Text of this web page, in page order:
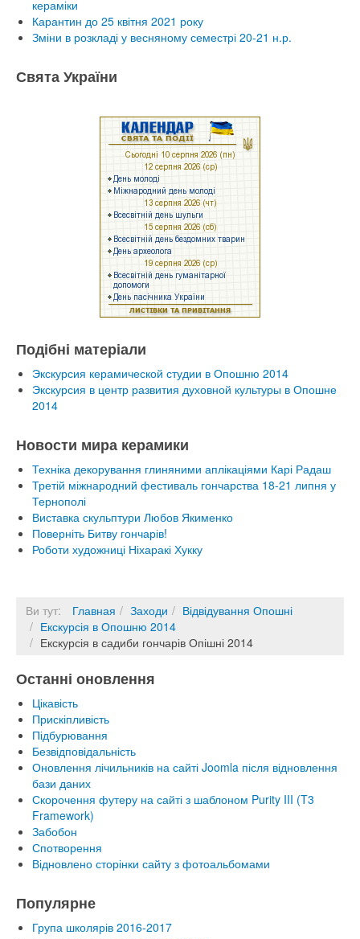
кераміки
Карантин до 25 квітня 2021 року
Зміни в розкладі у весняному семестрі 20-21 н.р.
Свята України
Подібні матеріали
Экскурсия керамической студии в Опошню 2014
Экскурсия в центр развития духовной культуры в Опошне
2014
Новости мира керамики
Техніка декорування глиняними аплікаціями Карі Радаш
Третій міжнародний фестиваль гончарства 18-21 липня у
Тернополі
Виставка скульптури Любов Якименко
Поверніть Битву гончарів!
Роботи художниці Ніхаракі Хукку
Ви тут: Главная Заходи
Відвідування Опошні
Екскурсія в Опошню 2014
Екскурсія в садиби гончарів Опішні 2014
Останні оновлення
Цікавість
Прискіпливість
Підбурювання
Безвідповідальність
Оновлення лічильників на сайті Joomla після відновлення
бази даних
Скорочення футеру на сайті з шаблоном Purity III (T3
Framework)
Забобон
Спотворення
Відновлено сторінки сайту з фотоальбомами
Популярне
Група школярів 2016-2017